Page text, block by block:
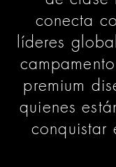
conecta
líderes
premium
quienes
conquistar